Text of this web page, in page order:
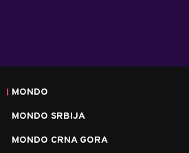
MONDO
MONDO SRBIJA
MONDO CRNA GORA